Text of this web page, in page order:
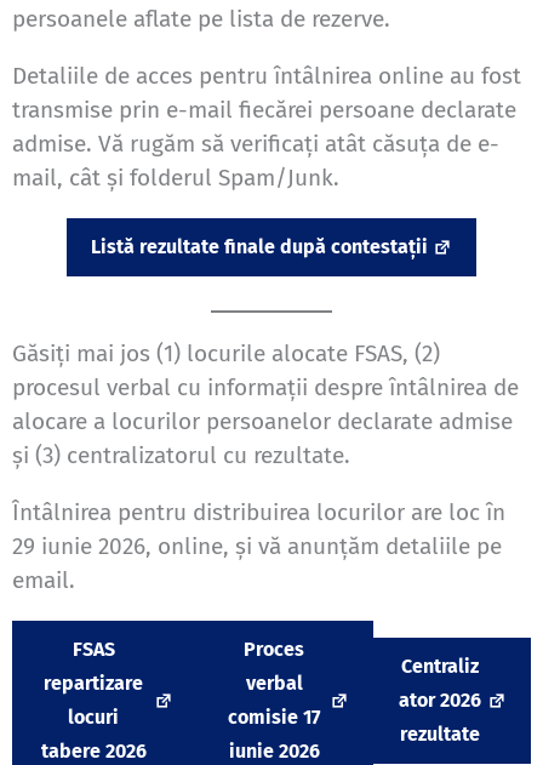
persoanele aflate pe lista de rezerve.
Detaliile de acces pentru întâlnirea online au fost
transmise prin e-mail fiecărei persoane declarate
admise. Vă rugăm să verificați atât căsuța de e-
mail, cât și folderul Spam/Junk.
Listă rezultate finale după contestații
Găsiți mai jos (1) locurile alocate FSAS, (2)
procesul verbal cu informații despre întâlnirea de
alocare a locurilor persoanelor declarate admise
și (3) centralizatorul cu rezultate.
Întâlnirea pentru distribuirea locurilor are loc în
29 iunie 2026, online, și vă anunțăm detaliile pe
email.
FSAS
repartizare
locuri
tabere 2026
Proces
verbal
comisie 17
iunie 2026
Centraliz
ator 2026
rezultate